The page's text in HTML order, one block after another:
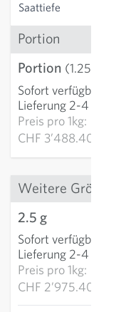
Saattiefe
Portion
Portion (1.25 g)
Sofort verfügbar
Lieferung 2-4 Tage
Preis pro1kg:
CHF 3’488.40
Weitere Grössen
2.5 g
Sofort verfügbar
Lieferung 2-4 Tage
Preis pro1kg:
CHF 2’975.40